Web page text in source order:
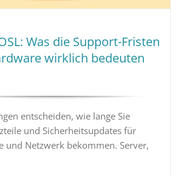
Was die Support-Fristen
wirklich bedeuten
entscheiden, wie lange Sie
und Sicherheitsupdates für
und Netzwerk bekommen. Server,